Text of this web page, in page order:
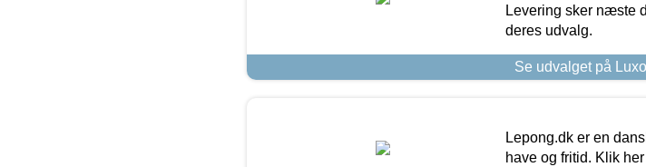
Levering sker næste
deres udvalg.
Se udvalget på
Lepong.dk er en
have og fritid. Klik